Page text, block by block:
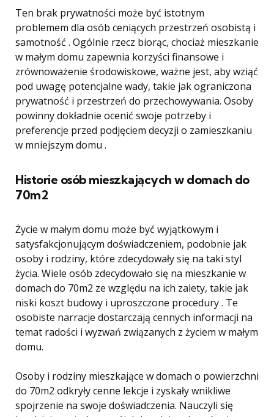
Ten brak prywatności może być istotnym
problemem dla osób ceniących przestrzeń osobistą i
samotność . Ogólnie rzecz biorąc, chociaż mieszkanie
w małym domu zapewnia korzyści finansowe i
zrównoważenie środowiskowe, ważne jest, aby wziąć
pod uwagę potencjalne wady, takie jak ograniczona
prywatność i przestrzeń do przechowywania. Osoby
powinny dokładnie ocenić swoje potrzeby i
preferencje przed podjęciem decyzji o zamieszkaniu
w mniejszym domu .
Historie osób mieszkających w domach do
70m2
Życie w małym domu może być wyjątkowym i
satysfakcjonującym doświadczeniem, podobnie jak
osoby i rodziny, które zdecydowały się na taki styl
życia. Wiele osób zdecydowało się na mieszkanie w
domach do 70m2 ze względu na ich zalety, takie jak
niski koszt budowy i uproszczone procedury . Te
osobiste narracje dostarczają cennych informacji na
temat radości i wyzwań związanych z życiem w małym
domu.
Osoby i rodziny mieszkające w domach o powierzchni
do 70m2 odkryły cenne lekcje i zyskały wnikliwe
spojrzenie na swoje doświadczenia. Nauczyli się